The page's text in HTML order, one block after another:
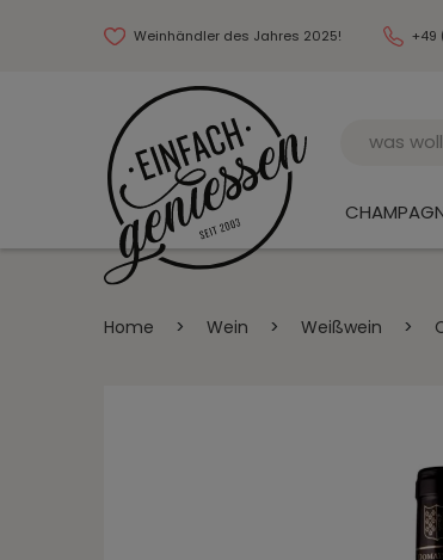
Weinhändler des Jahres 2025! +49
Home > Wein > Weißwein >